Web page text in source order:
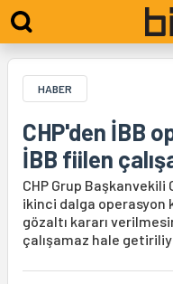
HABER
CHP'den İBB
İBB fiilen
CHP Grup Başkanvekili
ikinci dalga operasyon
gözaltı kararı
çalışamaz hale